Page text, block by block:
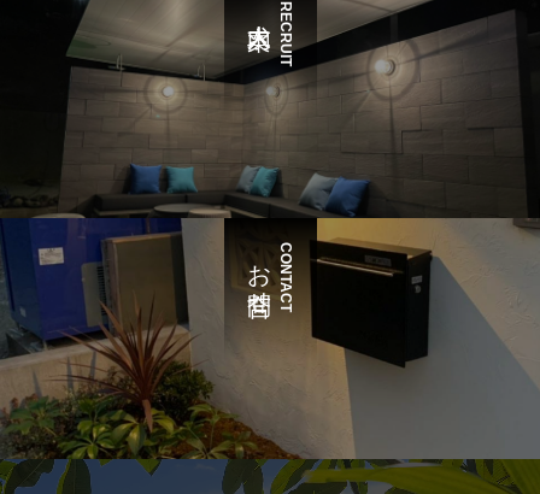
RECRUIT
CONTACT
お問合せ